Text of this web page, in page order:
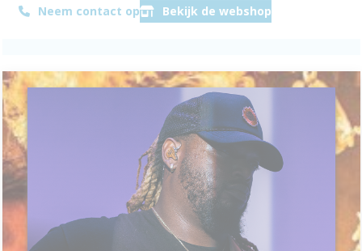
Neem contact op Bekijk de webshop